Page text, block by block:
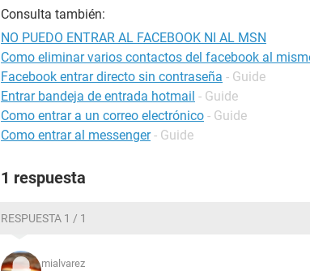
Consulta también:
NO PUEDO ENTRAR AL FACEBOOK NI AL MSN
Como eliminar varios contactos del facebook al
Facebook entrar directo sin contraseña - Guide
Entrar bandeja de entrada hotmail - Guide
Como entrar a un correo electrónico - Guide
Como entrar al messenger - Guide
1 respuesta
RESPUESTA 1 / 1
mialvarez